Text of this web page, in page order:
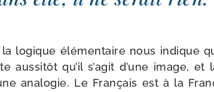
logique élé­men­taire nous indique
aus­si­tôt qu’il s’a­git d’une image,
ana­lo­gie. Le Français est à la